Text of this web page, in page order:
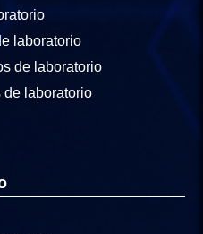
laboratorio
de laboratorio
laboratorio